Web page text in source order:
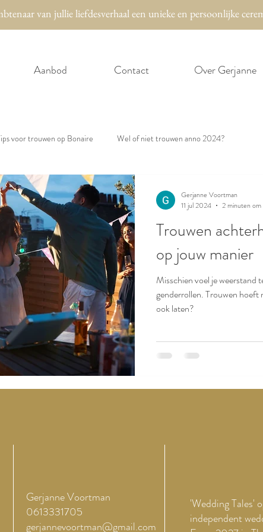
van jullie liefdesverhaal een unieke en persoonlijke
Aanbod Contact Over Gerjanne
voor trouwen op Bonaire Wel of niet trouwen anno 2024?
Trouwen
op jouw manier
Misschien voel je weerstand
genderrollen. Trouwen hoeft
ook laten?
Gerjanne Voortman
11 jul 2024
2 minuten om
Gerjanne Voortman
0613331705
gerjannevoortman@gmail.com
'Wedding Tales'
independent